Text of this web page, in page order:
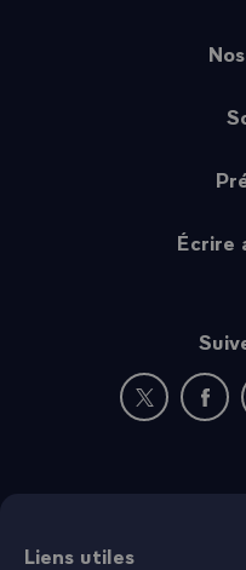
Écrire
Nouvelle
Liens utiles